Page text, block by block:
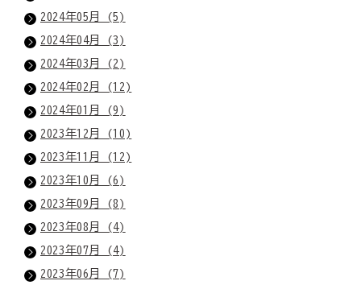
2024年05月 (5)
2024年04月 (3)
2024年03月 (2)
2024年02月 (12)
2024年01月 (9)
2023年12月 (10)
2023年11月 (12)
2023年10月 (6)
2023年09月 (8)
2023年08月 (4)
2023年07月 (4)
2023年06月 (7)